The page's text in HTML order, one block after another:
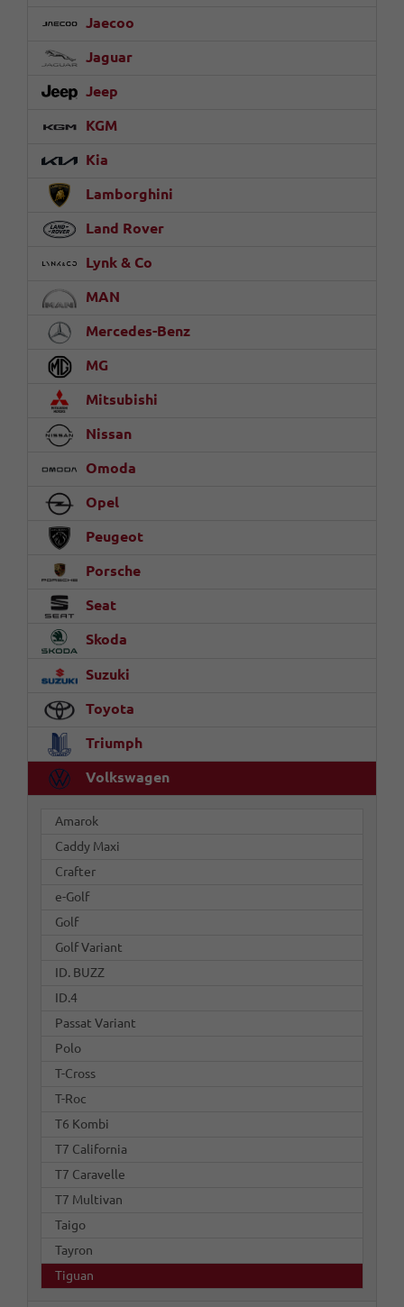
Jaecoo
Jaguar
Jeep
KGM
Kia
Lamborghini
Land Rover
Lynk & Co
MAN
Mercedes-Benz
MG
Mitsubishi
Nissan
Omoda
Opel
Peugeot
Porsche
Seat
Skoda
Suzuki
Toyota
Triumph
Volkswagen
Amarok
Caddy Maxi
Crafter
e-Golf
Golf
Golf Variant
ID. BUZZ
ID.4
Passat Variant
Polo
T-Cross
T-Roc
T6 Kombi
T7 California
T7 Caravelle
T7 Multivan
Taigo
Tayron
Tiguan